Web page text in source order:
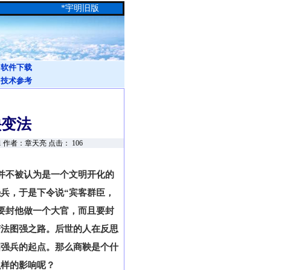
*宇明旧版
软件下载
技术参考
法
者：章天亮 点击： 106
不被认为是一个文明开化的
，于是下令说“宾客群臣，
封他做一个大官，而且要封
图强之路。后世的人在反思
兵的起点。那么商鞅是个什
的影响呢？